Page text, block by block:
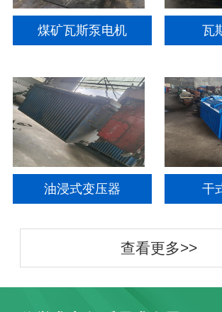
煤矿瓦斯泵电机 瓦
油浸式变压器 干
查看更多>>